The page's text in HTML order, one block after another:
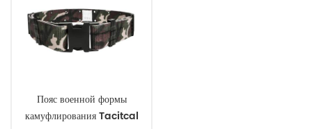
Пояс военной формы
камуфлирования Tacitcal